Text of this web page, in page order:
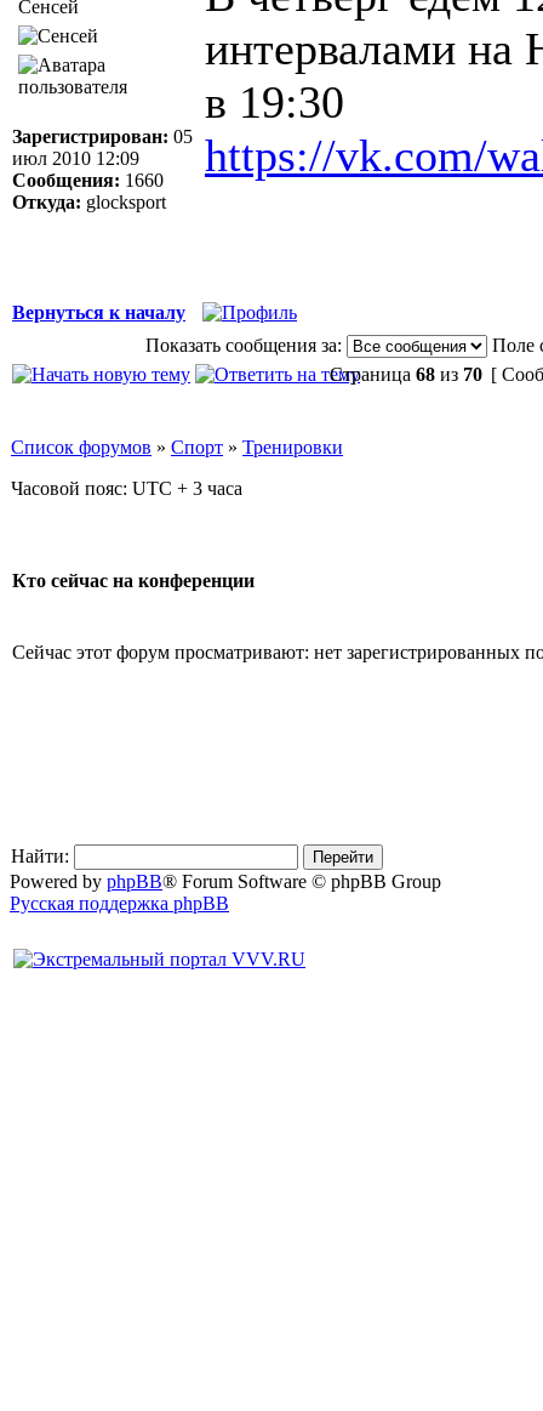
Сенсей
Зарегистрирован: 05
июл 2010 12:09
Сообщения: 1660
Откуда: glocksport
интервалами на
в 19:30
https://vk.com/
Вернуться к началу
Показать сообщения за:
Поле
Страница 68 из 70 [
Список форумов » Спорт » Тренировки
Часовой пояс: UTC + 3 часа
Кто сейчас на конференции
Сейчас этот форум просматривают: нет зарегистрированных
Найти:
Powered by phpBB® Forum Software © phpBB Group
Русская поддержка phpBB